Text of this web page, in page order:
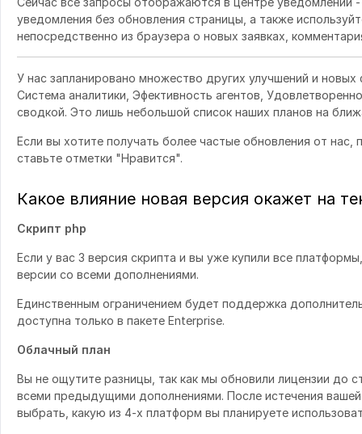
уведомления без обновления страницы, а также
непосредственно из браузера о новых заявках,
У нас запланировано множество других улучшений и новых
Система аналитики, Эфективность агентов,
сводкой. Это лишь небольшой список наших планов на
Если вы хотите получать более частые обновления от нас,
ставьте отметки "Нравится".
Какое влияние новая версия окажет на
Скрипт php
Если у вас 3 версия скрипта и вы уже купили все
версии со всеми дополнениями.
Единственным ограничением будет поддержка
доступна только в пакете Enterprise.
Облачный план
Вы не ощутите разницы, так как мы обновили лицензии до
всеми предыдущими дополнениями. После истечения
выбрать, какую из 4-х платформ вы планируете